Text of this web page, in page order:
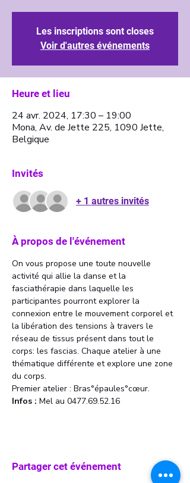
Les inscriptions sont closes
Voir d'autres événements
Heure et lieu
24 avr. 2024, 17:30 – 19:00
Mona, Av. de Jette 225, 1090 Jette,
Belgique
Invités
+ 1 autres invités
À propos de l'événement
On vous propose une toute nouvelle
activité qui allie la danse et la
fasciathérapie dans laquelle les
participantes pourront explorer la
connexion entre le mouvement corporel et
la libération des tensions à travers le
réseau de tissus présent dans tout le
corps: les fascias. Chaque atelier à une
thématique différente et explore une zone
du corps.
Premier atelier : Bras°épaules°cœur.
Infos : Mel au 0477.69.52.16
Partager cet événement